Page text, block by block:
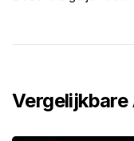
Vergelijkbare